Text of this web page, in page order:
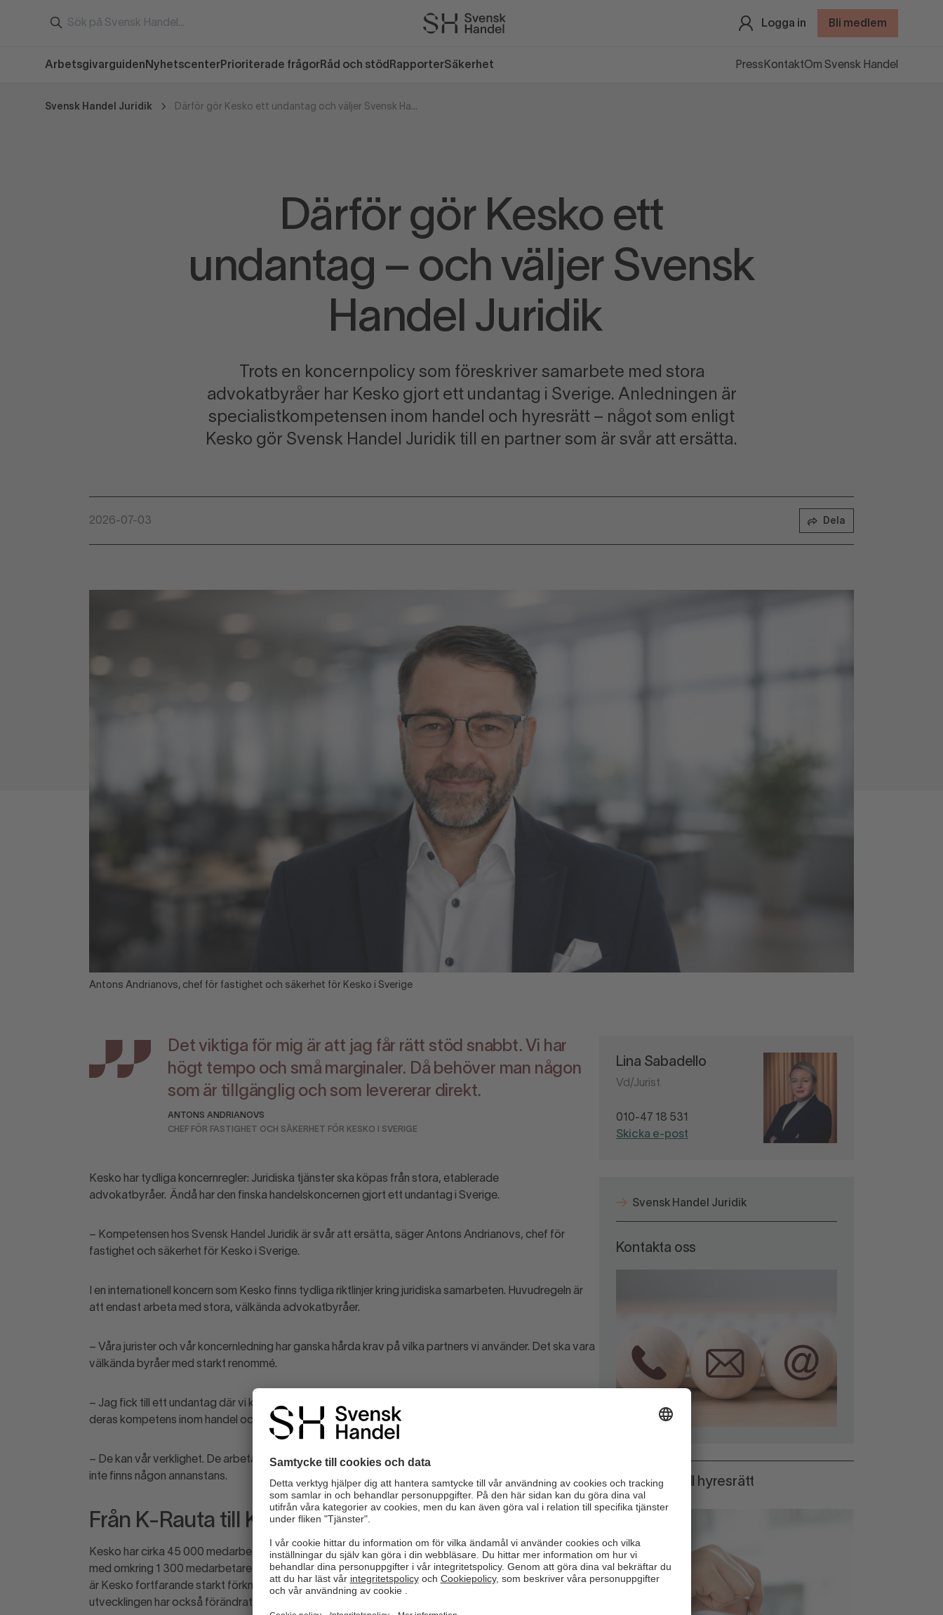
Logga in Bli medlem
Arbetsgivarguiden Nyhetscenter Prioriterade frågor Råd och stöd RapporterSäkerhet Press KontaktOm Svensk Handel
Svensk Handel Juridik Därför gör Kesko ett undantag och väljer Svensk Handel Juridik
Därför gör Kesko ett
undantag – och väljer Svensk
Handel Juridik
Trots en koncernpolicy som föreskriver samarbete med stora
advokatbyråer har Kesko gjort ett undantag i Sverige. Anledningen är
specialistkompetensen inom handel och hyresrätt – något som enligt
Kesko gör Svensk Handel Juridik till en partner som är svår att ersätta.
2026-07-03 Dela
Antons Andrianovs, chef för fastighet och säkerhet för Kesko i Sverige
Det viktiga för mig är att jag får rätt stöd snabbt. Vi har
högt tempo och små marginaler. Då behöver man någon
som är tillgänglig och som levererar direkt.
ANTONS ANDRIANOVS
CHEF FÖR FASTIGHET OCH SÄKERHET FÖR KESKO I SVERIGE
Kesko har tydliga koncernregler: Juridiska tjänster ska köpas från stora, etablerade
advokatbyråer. Ändå har den finska handelskoncernen gjort ett undantag i Sverige.
– Kompetensen hos Svensk Handel Juridik är svår att ersätta, säger Antons Andrianovs, chef för
fastighet och säkerhet för Kesko i Sverige.
I en internationell koncern som Kesko finns tydliga riktlinjer kring juridiska samarbeten. Huvudregeln är
att endast arbeta med stora, välkända advokatbyråer.
– Våra jurister och vår koncernledning har ganska hårda krav på vilka partners vi använder. Det ska vara
välkända byråer med starkt renommé.
– Jag fick till ett undantag där vi kan arbeta med Svensk Handel Juridik. Det var inte självklart, men
deras kompetens inom handel och svensk hyresrätt är så pass unik att det motiverade ett undantag.
– De kan vår verklighet. De arbetar med de här frågorna varje dag och har en bredd
inte finns någon annanstans.
Från K- Rauta till K-Bygg – och nya affärer
Kesko har cirka 45 000 medarbetare i åtta länder. I Sverige driver bolaget 57 K-Bygganläggningar
med omkring 1 300 medarbetare och en omsättning på drygt fem miljarder kronor. För många svenskar
är Kesko fortfarande starkt förknippat med K-
Rauta . I dag heter verksamheten K-Bygg, och
utvecklingen har också förändrat hur nya anläggningar etableras.
Lina Sabadello
Vd/Jurist
010-47 18 531
Skicka e-post
Svensk Handel Juridik
Kontakta oss
Kommersiell hyresrätt